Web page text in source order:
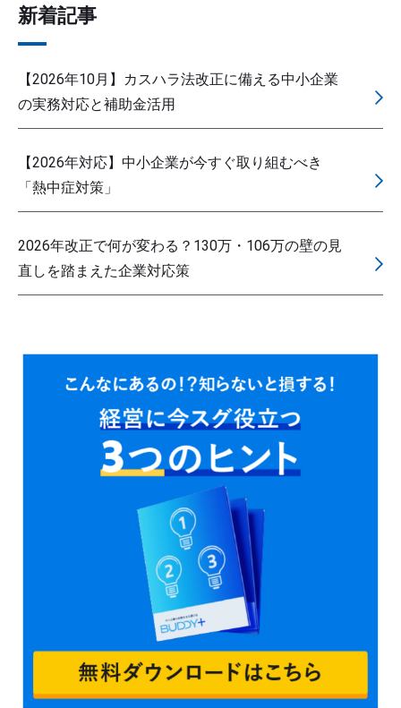
新着記事
【2026年10月】カスハラ法改正に備える中小企業
の実務対応と補助金活用
【2026年対応】中小企業が今すぐ取り組むべき
「熱中症対策」
2026年改正で何が変わる？130万・106万の壁の見
直しを踏まえた企業対応策